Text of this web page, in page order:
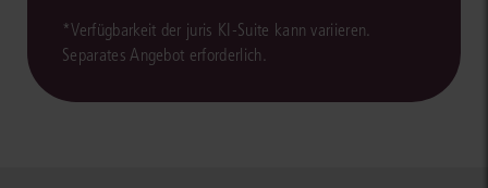
*Verfügbarkeit der juris KI-Suite kann variieren.
Separates Angebot erforderlich.